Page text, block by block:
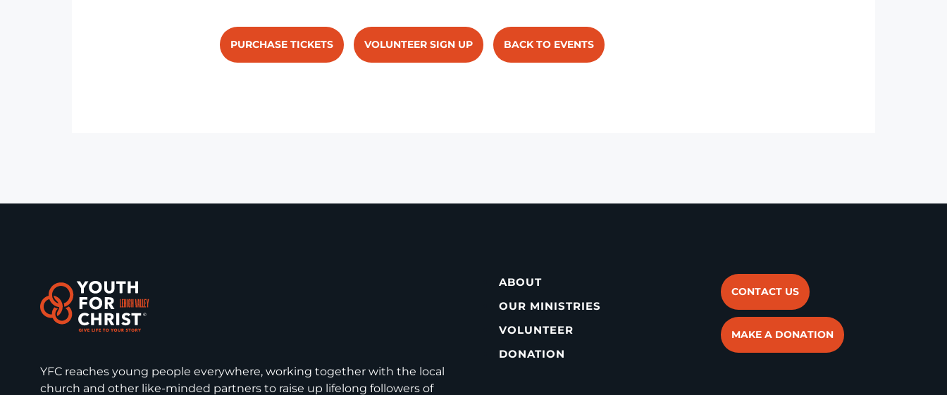
PURCHASE TICKETS VOLUNTEER SIGN UP BACK TO EVENTS
YFC reaches young people everywhere, working together with the local
church and other like-minded partners to raise up lifelong followers of
ABOUT
OUR MINISTRIES
VOLUNTEER
DONATION
CONTACT US
MAKE A DONATION